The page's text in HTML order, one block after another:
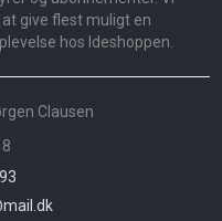
give flest muligt en
hos Ideshoppen.
Clausen